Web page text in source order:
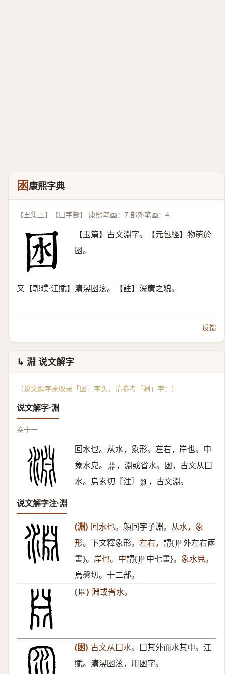
囦 康熙字典
【丑集上】【囗字部】 康熙笔画：7 部外笔画：4
【玉篇】古文淵字。【元包經】物萌於
囦。
又【郭璞·江賦】瀇滉囦泫。【註】深廣之貌。
反馈
↳ 淵 说文解字
（说文解字未收录「囦」字头，请参考「淵 」字：）
说文解字·淵
卷十一
回水也。从水，象形。左右，岸也。中
象水皃。 𣶒 ，淵或省水。囦，古文从囗
水。烏玄切〖注〗 𠝃 ，古文淵。
说文解字注·淵
(淵) 回水也。 顔回字子淵。 从水，象
形。 下文釋象形。 左右， 謂{𣶒 外左右兩
畫}。 岸也。中謂{𣶒 中七畫}。 象水皃。
烏懸切。十二部。
(𣶒 ) 淵或省水。
(囦) 古文从囗水。 囗其外而水其中。江
賦。瀇滉囦泫，用囦字。